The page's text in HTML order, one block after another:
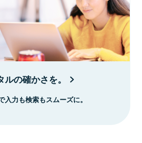
の確かさを。
入力も検索もスムーズに。